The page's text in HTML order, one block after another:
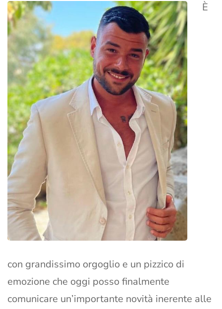
È
con grandissimo orgoglio e un pizzico di
emozione che oggi posso finalmente
comunicare un’importante novità inerente alle